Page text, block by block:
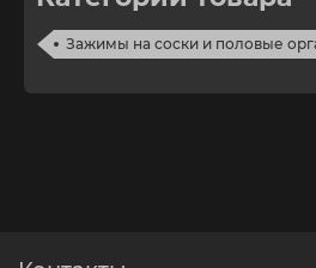
Зажимы на соски и половые